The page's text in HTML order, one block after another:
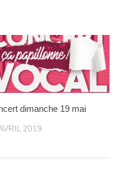
dimanche 19 mai
2019